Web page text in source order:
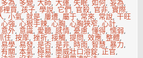
多為, 多變,大師,大運,失眠,如何,妄為,
裡買,孩子,學說, 它們, 官殺, 官非,實際,
,小氣,就是,屢遭,屬于, 常來, 常說,干旺
心強,心狠手辣,心胸,心胸狹窄,心計,
意外, 意識, 愛聽,感情,憂慮,懂得,懦弱,
住,按摩,挫折,接觸,提問,效應,整體,
易學,易發,是否,是非, 時雨,智慧,暴力,
有關,本氣,極易,樂威壯口溶錠,正官,